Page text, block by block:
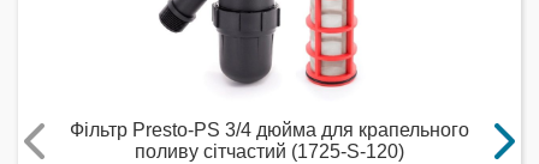
Фільтр Presto-PS 3/4 дюйма для крапельного
поливу сітчастий (1725-S-120)